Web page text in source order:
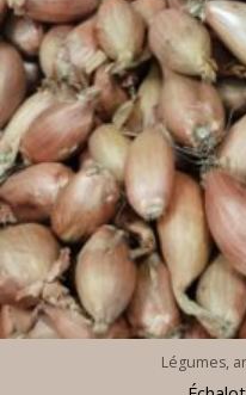
Légumes,